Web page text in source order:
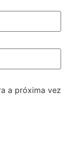
a próxima vez